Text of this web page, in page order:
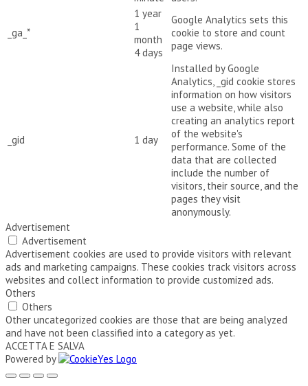
_ga_*
1 year
1
month
4 days
Google Analytics sets this
cookie to store and count
page views.
_gid 1 day
Installed by Google
Analytics, _gid cookie stores
information on how visitors
use a website, while also
creating an analytics report
of the website's
performance. Some of the
data that are collected
include the number of
visitors, their source, and the
pages they visit
anonymously.
Advertisement
Advertisement
Advertisement cookies are used to provide visitors with relevant
ads and marketing campaigns. These cookies track visitors across
websites and collect information to provide customized ads.
Others
Others
Other uncategorized cookies are those that are being analyzed
and have not been classified into a category as yet.
ACCETTA E SALVA
Powered by